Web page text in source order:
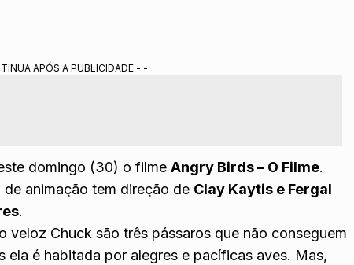
APÓS A PUBLICIDADE - -
domingo (30) o filmeAngry Birds – O Filme.
animação tem direção de Clay Kaytis e Fergal
.
veloz Chuck são três pássaros que não conseguem
ela é habitada por alegres e pacíficas aves. Mas,